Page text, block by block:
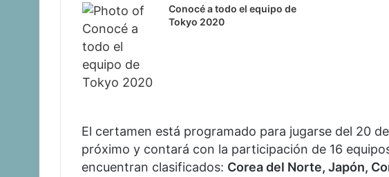
Conocé a todo el equipo de
Tokyo 2020
El certamen está programado para jugarse del 20
próximo y contará con la participación de 16
encuentran clasificados: Corea del Norte, Japón,